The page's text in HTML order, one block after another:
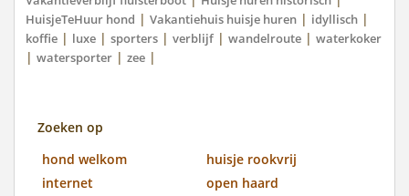
HuisjeTeHuur hond | Vakantiehuis huisje huren | idyllisch |
koffie | luxe | sporters | verblijf | wandelroute | waterkoker
| watersporter | zee |
Zoeken op
hond welkom
huisje rookvrij
internet
open haard